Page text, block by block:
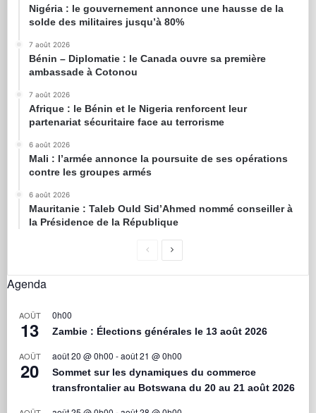
Nigéria : le gouvernement annonce une hausse de la
solde des militaires jusqu’à 80%
7 août 2026
Bénin – Diplomatie : le Canada ouvre sa première
ambassade à Cotonou
7 août 2026
Afrique : le Bénin et le Nigeria renforcent leur
partenariat sécuritaire face au terrorisme
6 août 2026
Mali : l’armée annonce la poursuite de ses opérations
contre les groupes armés
6 août 2026
Mauritanie : Taleb Ould Sid’Ahmed nommé conseiller à
la Présidence de la République
Agenda
AOÛT
13
0h00
Zambie : Élections générales le 13 août 2026
AOÛT
20
août 20 @ 0h00 -août 21 @ 0h00
Sommet sur les dynamiques du commerce
transfrontalier au Botswana du 20 au 21 août 2026